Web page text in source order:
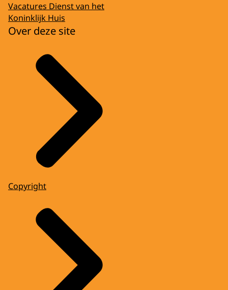
Vacatures Dienst van het
Koninklijk Huis
Over deze site
Copyright